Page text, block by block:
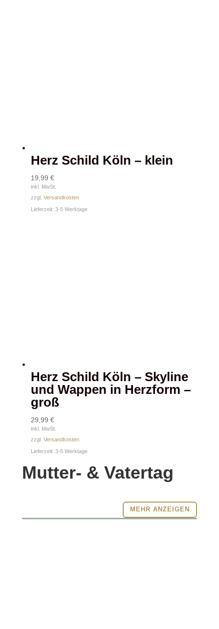
Herz Schild Köln – klein
19,99 €
inkl. MwSt.
zzgl. Versandkosten
Lieferzeit: 3-5 Werktage
Herz Schild Köln – Skyline
und Wappen in Herzform –
groß
29,99 €
inkl. MwSt.
zzgl. Versandkosten
Lieferzeit: 3-5 Werktage
Mutter- & Vatertag
MEHR ANZEIGEN